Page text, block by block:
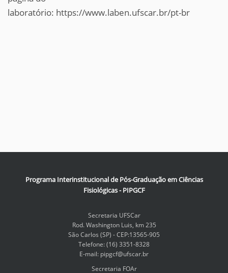
laboratório: https://www.laben.ufscar.br/pt-br
Programa Interinstitucional de Pós-Graduação em Ciências
Fisiológicas - PIPGCF
Secretaria UFSCar
Rod. Washington Luis, km 235
São Carlos (SP) - CEP:13565-905
Telefone: (16) 3351-8328
E-mail: pipgcf@ufscar.br
Secretaria FOAr